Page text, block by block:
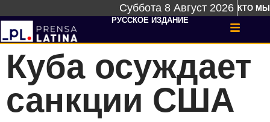
Суббота 8 Август 2026 КТО МЫ
РУССКОЕ ИЗДАНИЕ
Куба осуждает
санкции США